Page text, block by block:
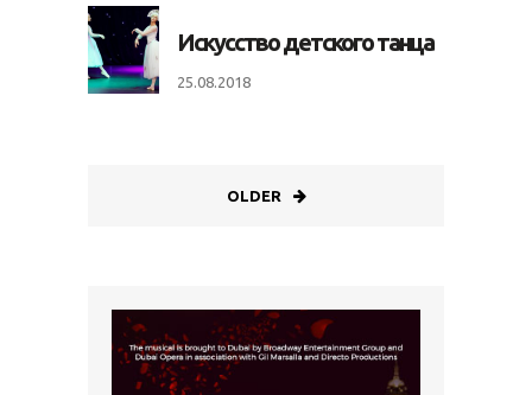
Искусство детского танца
25.08.2018
OLDER